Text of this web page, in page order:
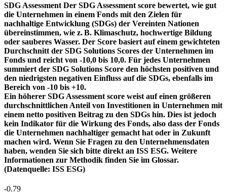
SDG Assessment Der SDG Assessment score bewertet, wie gut
die Unternehmen in einem Fonds mit den Zielen für
nachhaltige Entwicklung (SDGs) der Vereinten Nationen
übereinstimmen, wie z. B. Klimaschutz, hochwertige Bildung
oder sauberes Wasser. Der Score basiert auf einem gewichteten
Durchschnitt der SDG Solutions Scores der Unternehmen im
Fonds und reicht von -10,0 bis 10,0. Für jedes Unternehmen
summiert der SDG Solutions Score den höchsten positiven und
den niedrigsten negativen Einfluss auf die SDGs, ebenfalls im
Bereich von -10 bis +10.
Ein höherer SDG Assessment score weist auf einen größeren
durchschnittlichen Anteil von Investitionen in Unternehmen mit
einem netto positiven Beitrag zu den SDGs hin. Dies ist jedoch
kein Indikator für die Wirkung des Fonds, also dass der Fonds
die Unternehmen nachhaltiger gemacht hat oder in Zukunft
machen wird. Wenn Sie Fragen zu den Unternehmensdaten
haben, wenden Sie sich bitte direkt an ISS ESG. Weitere
Informationen zur Methodik finden Sie im Glossar.
(Datenquelle: ISS ESG)
-0.79